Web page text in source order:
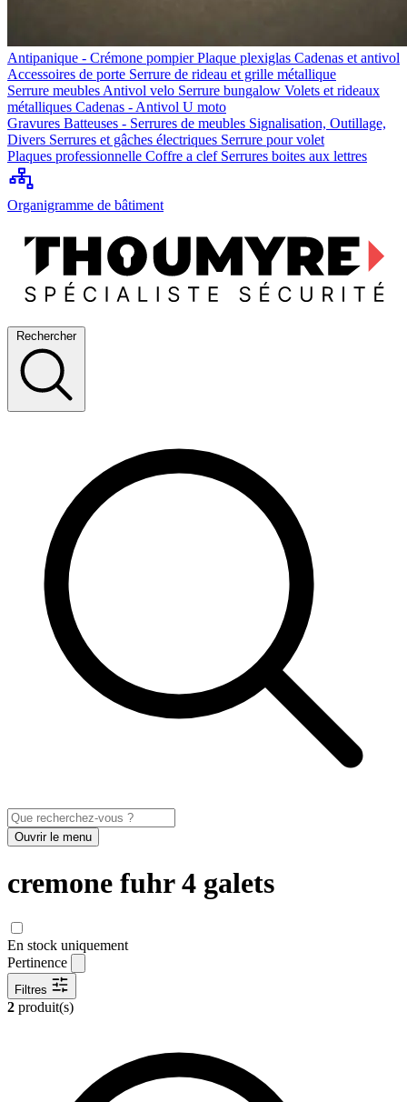
Antipanique - Crémone pompierPlaque plexiglas Cadenas et antivol
Accessoires de porte Serrure de rideau et grille métallique
Serrure meubles Antivol velo Serrure bungalow Volets et rideaux
métalliques Cadenas - Antivol U moto
Gravures Batteuses - Serrures de meubles Signalisation, Outillage,
Divers Serrures et gâches électriques Serrure pour volet
Plaques professionnelle Coffre a clef Serrures boites aux lettres
Organigramme de bâtiment
Rechercher
Ouvrir le menu
cremone fuhr 4 galets
En stock uniquement
Pertinence
Filtres
2 produit(s)